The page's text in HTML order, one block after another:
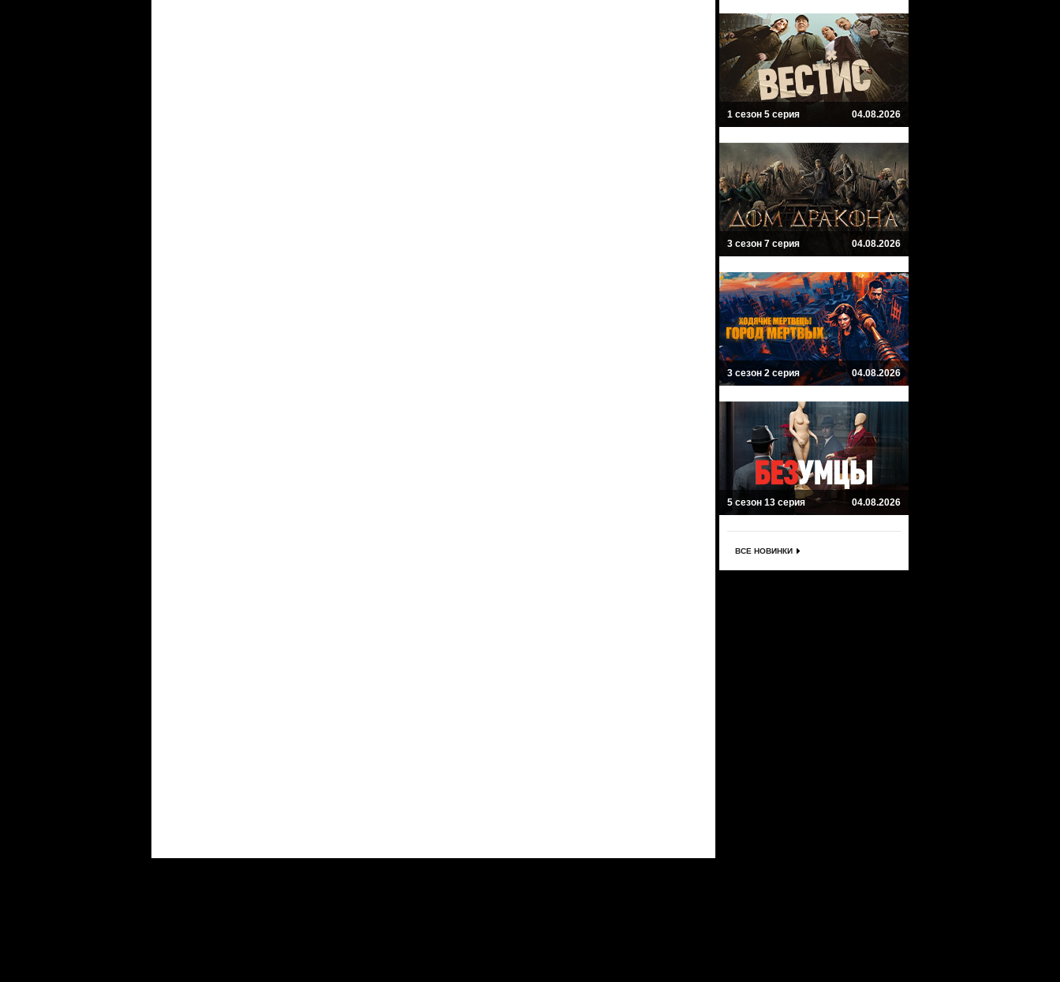
1 сезон 5 серия 04.08.2026
3 сезон 7 серия 04.08.2026
3 сезон 2 серия 04.08.2026
5 сезон 13 серия 04.08.2026
ВСЕ НОВИНКИ